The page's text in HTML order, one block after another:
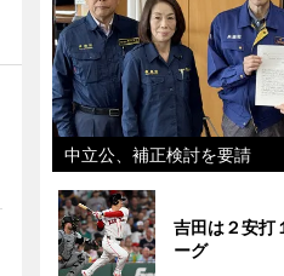
中立公、補正検討を要請
吉田は２安
ーグ